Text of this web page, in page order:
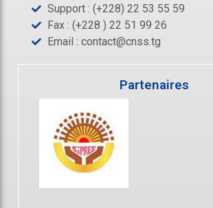
Support : (+228) 22 53 55 59
Fax : (+228 ) 22 51 99 26
Email : contact@cnss.tg
Partenaires